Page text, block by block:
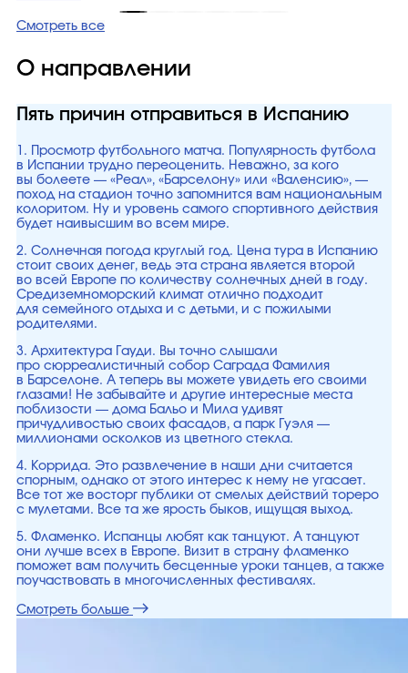
Смотреть все
О направлении
Пять причин отправиться в Испанию
1. Просмотр футбольного матча. Популярность футбола
в Испании трудно переоценить. Неважно, за кого
вы болеете — «Реал», «Барселону» или «Валенсию», —
поход на стадион точно запомнится вам национальным
колоритом. Ну и уровень самого спортивного действия
будет наивысшим во всем мире.
2. Солнечная погода круглый год. Цена тура в Испанию
стоит своих денег, ведь эта страна является второй
во всей Европе по количеству солнечных дней в году.
Средиземноморский климат отлично подходит
для семейного отдыха и с детьми, и с пожилыми
родителями.
3. Архитектура Гауди. Вы точно слышали
про сюрреалистичный собор Саграда Фамилия
в Барселоне. А теперь вы можете увидеть его своими
глазами! Не забывайте и другие интересные места
поблизости — дома Бальо и Мила удивят
причудливостью своих фасадов, а парк Гуэля —
миллионами осколков из цветного стекла.
4. Коррида. Это развлечение в наши дни считается
спорным, однако от этого интерес к нему не угасает.
Все тот же восторг публики от смелых действий тореро
с мулетами. Все та же ярость быков, ищущая выход.
5. Фламенко. Испанцы любят как танцуют. А танцуют
они лучше всех в Европе. Визит в страну фламенко
поможет вам получить бесценные уроки танцев, а также
поучаствовать в многочисленных фестивалях.
Смотреть больше